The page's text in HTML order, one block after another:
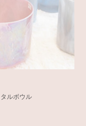
ルボウル